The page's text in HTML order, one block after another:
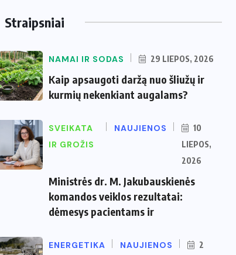
Straipsniai
NAMAI IR SODAS 29 LIEPOS, 2026
Kaip apsaugoti daržą nuo šliužų ir
kurmių nekenkiant augalams?
SVEIKATA
IR GROŽIS
NAUJIENOS
10
LIEPOS,
2026
Ministrės dr. M. Jakubauskienės
komandos veiklos rezultatai:
dėmesys pacientams ir
ENERGETIKA NAUJIENOS
2